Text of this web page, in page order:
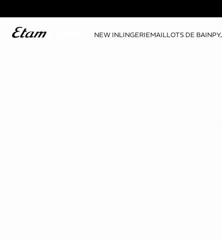
NEW INLINGERIEMAILLOTS DE BAIN